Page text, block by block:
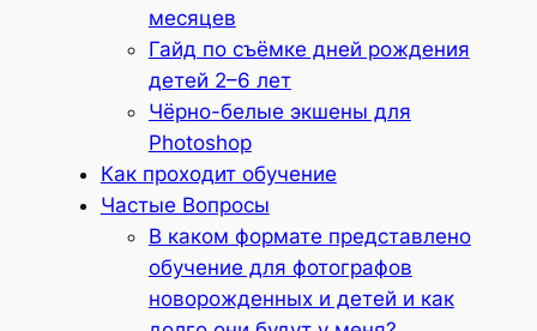
месяцев
Гайд по съёмке дней рождения
детей 2–6 лет
Чёрно-белые экшены для
Photoshop
Как проходит обучение
Частые Вопросы
В каком формате представлено
обучение для фотографов
новорожденных и детей и как